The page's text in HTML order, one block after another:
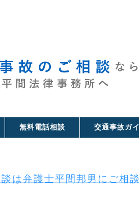
無料電話相談 交通事故ガ
は弁護士平間邦男にご相